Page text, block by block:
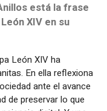
está la frase
XIV en su
León XIV ha
En ella reflexiona
ante el avance
de preservar lo que